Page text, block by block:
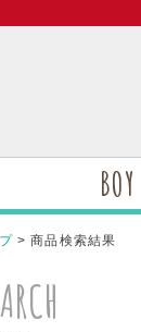
BOY
> 商品検索結果